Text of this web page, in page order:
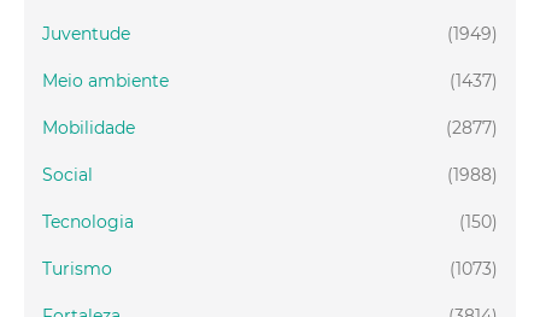
(1949)
Juventude
(1437)
Meio ambiente
(2877)
Mobilidade
(1988)
Social
(150)
Tecnologia
(1073)
Turismo